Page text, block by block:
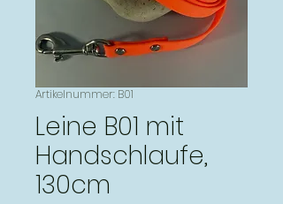
Artikelnummer: B01
Leine B01 mit
Handschlaufe,
130cm